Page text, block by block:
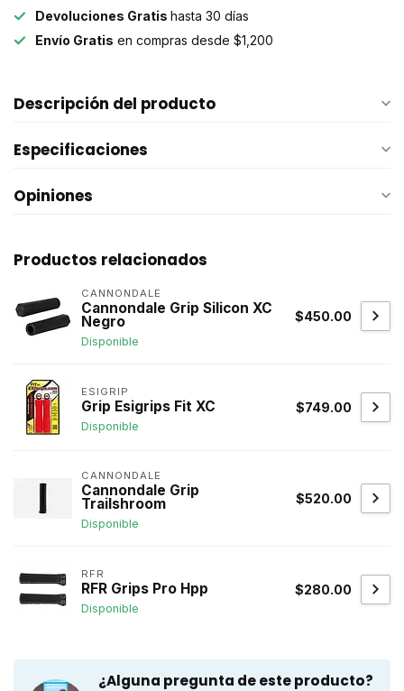
Devoluciones Gratis hasta 30 días
Envío Gratis en compras desde $1,200
Descripción del producto
Especificaciones
Opiniones
Productos relacionados
CANNONDALE
Cannondale Grip Silicon XC
Negro
Disponible
$450.00
ESIGRIP
Grip Esigrips Fit XC
Disponible
$749.00
CANNONDALE
Cannondale Grip
Trailshroom
Disponible
$520.00
RFR
RFR Grips Pro Hpp
Disponible
$280.00
¿Alguna pregunta de este producto?